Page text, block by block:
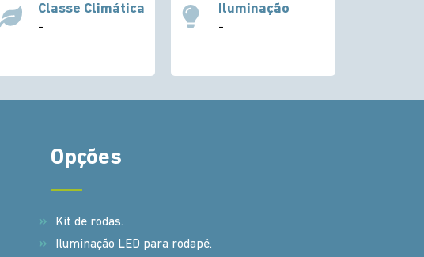
Classe Climática
-
Iluminação
-
Opções
Kit de rodas.
Iluminação LED para rodapé.